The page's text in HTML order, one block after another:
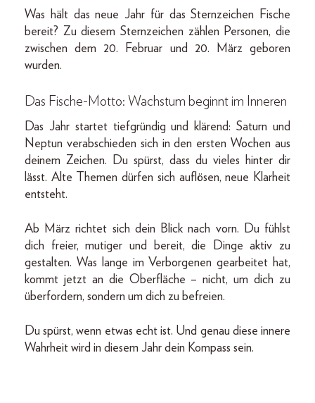
Was hält das neue Jahr für das Sternzeichen Fische
bereit? Zu diesem Sternzeichen zählen Personen, die
zwischen dem 20. Februar und 20. März geboren
wurden.
Das Fische-Motto: Wachstum beginnt im Inneren
Das Jahr startet tiefgründig und klärend: Saturn und
Neptun verabschieden sich in den ersten Wochen aus
deinem Zeichen. Du spürst, dass du vieles hinter dir
lässt. Alte Themen dürfen sich auflösen, neue Klarheit
entsteht.
Ab März richtet sich dein Blick nach vorn. Du fühlst
dich freier, mutiger und bereit, die Dinge aktiv zu
gestalten. Was lange im Verborgenen gearbeitet hat,
kommt jetzt an die Oberfläche – nicht, um dich zu
überfordern, sondern um dich zu befreien.
Du spürst, wenn etwas echt ist. Und genau diese innere
Wahrheit wird in diesem Jahr dein Kompass sein.